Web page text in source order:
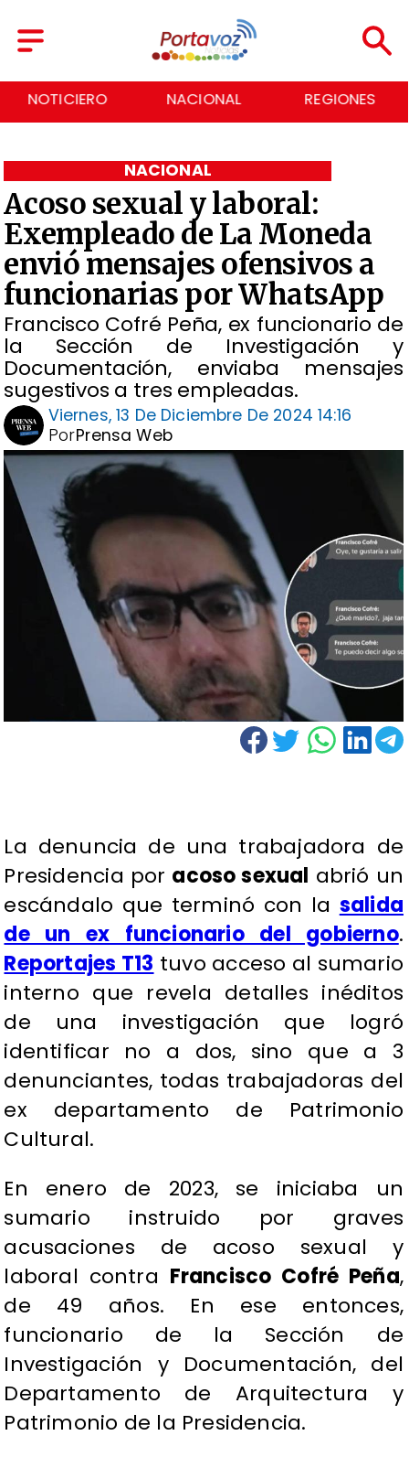
NACIONAL REGIONES ECONOMÍA
Acoso sexual y laboral:
Exempleado de La Moneda
envió mensajes ofensivos a
funcionarias por WhatsApp
Francisco Cofré Peña, ex funcionario de
la Sección de Investigación y
Documentación, enviaba mensajes
sugestivos a tres empleadas.
NACIONAL
Viernes, 13 De Diciembre De 2024 14:16
Prensa Web
Por
La denuncia de una trabajadora de
Presidencia por acoso sexual abrió un
escándalo que terminó con la salida
de un ex funcionario del gobierno.
Reportajes T13 tuvo acceso al sumario
interno que revela detalles inéditos
de una investigación que logró
identificar no a dos, sino que a 3
denunciantes, todas trabajadoras del
ex departamento de Patrimonio
Cultural.
En enero de 2023, se iniciaba un
sumario instruido por graves
acusaciones de acoso sexual y
laboral contra Francisco Cofré Peña,
de 49 años. En ese entonces,
funcionario de la Sección de
Investigación y Documentación, del
Departamento de Arquitectura y
Patrimonio de la Presidencia.